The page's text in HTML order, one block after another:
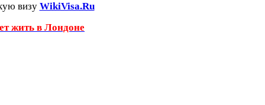
визу WikiVisa.Ru
жить в Лондоне